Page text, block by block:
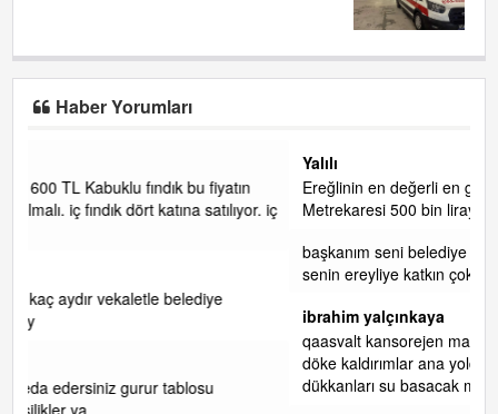
Haber Yorumları
iç
Ereğlinin en değerli en gözde yeri yalı caddesi ve çevresidir.
Metrekaresi 500 bin liraya alamazsın.
başkanım seni belediye başkanlığında da görmek isteriz
senin ereyliye katkın çok oldu daha da olacaktır
ibrahim yalçınkaya
qaasvalt kansorejen madde mahalle aralarında asvalt döke
döke kaldırımlar ana yoldan aşağıda kaldı bi yağmurda
dükkanları su basacak ma
... DEVAMI